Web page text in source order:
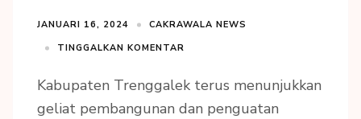
JANUARI 16, 2024
CAKRAWALA NEWS
TINGGALKAN KOMENTAR
Kabupaten Trenggalek terus menunjukkan
geliat pembangunan dan penguatan